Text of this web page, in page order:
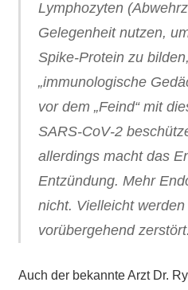
Lymphozyten
Gelegenheit nutzen,
Spike-Protein zu
„immunologische
vor dem „Feind“ mit
SARS-CoV‑2
allerdings macht das
Entzündung. Mehr
nicht. Vielleicht
vorübergehend
Auch der bekannte Arzt Dr.